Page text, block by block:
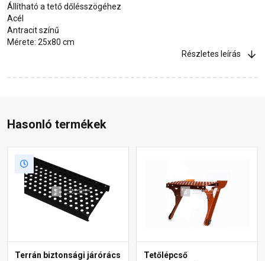
Állítható a tető dőlésszögéhez
Acél
Antracit színű
Mérete: 25x80 cm
Részletes leírás
Hasonló termékek
Terrán biztonsági járórács
Tetőlépcső